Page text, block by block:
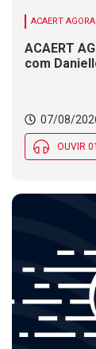
ACAERT AGORA
ACAERT
com
07/08/
OUVIR